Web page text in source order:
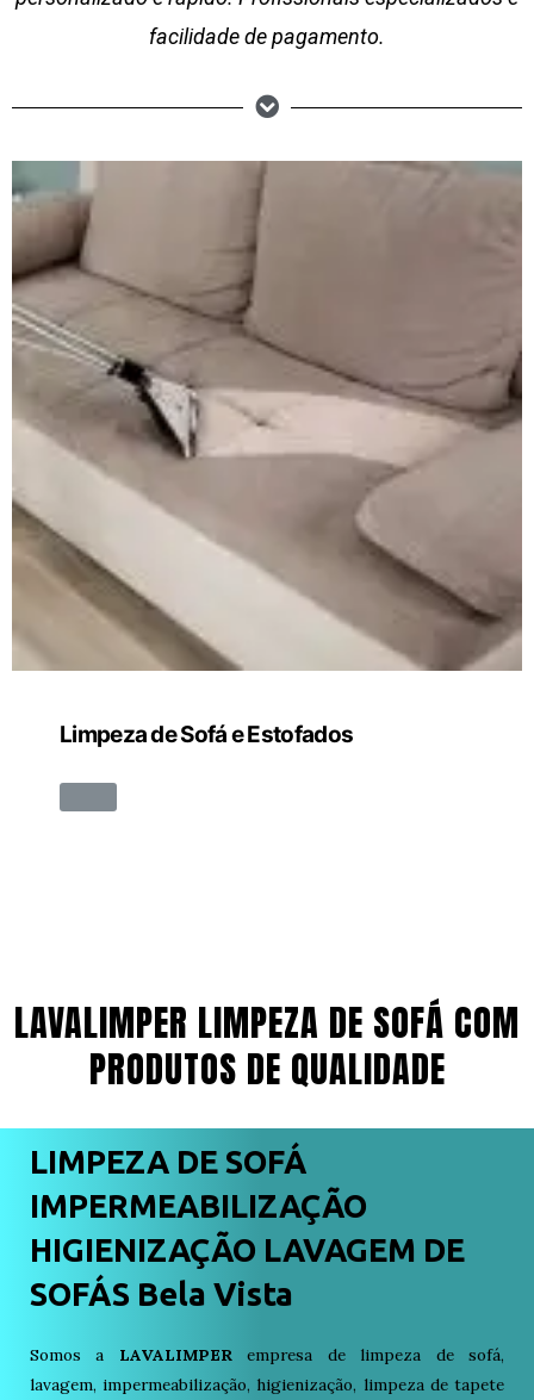
facilidade de pagamento.
Limpeza de Sofá e Estofados
LAVALIMPER LIMPEZA DE SOFÁ COM
PRODUTOS DE QUALIDADE
LIMPEZA DE SOFÁ
IMPERMEABILIZAÇÃO
HIGIENIZAÇÃO LAVAGEM DE
SOFÁS Bela Vista
Somos a LAVALIMPERempresa de limpeza de sofá,
lavagem, impermeabilização, higienização, limpeza de tapete